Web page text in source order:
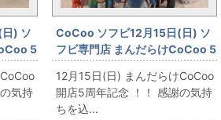
) ソ
5
気持
CoCoo ソフビ12月15日(日) ソ
フビ専門店 まんだらけCoCoo 5
周年記念 「GARGAMEL」
12月15日(日) まんだらけCoCoo
開店5周年記念 ！！ 感謝の気持
ちを込...